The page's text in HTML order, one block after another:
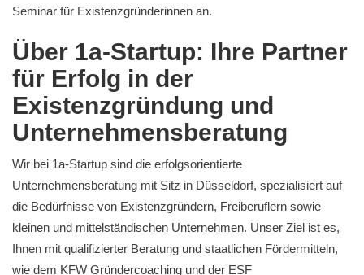
Seminar für Existenzgründerinnen an.
Über 1a-Startup: Ihre Partner
für Erfolg in der
Existenzgründung und
Unternehmensberatung
Wir bei 1a-Startup sind die erfolgsorientierte
Unternehmensberatung mit Sitz in Düsseldorf, spezialisiert auf
die Bedürfnisse von Existenzgründern, Freiberuflern sowie
kleinen und mittelständischen Unternehmen. Unser Ziel ist es,
Ihnen mit qualifizierter Beratung und staatlichen Fördermitteln,
wie dem KFW Gründercoaching und der ESF